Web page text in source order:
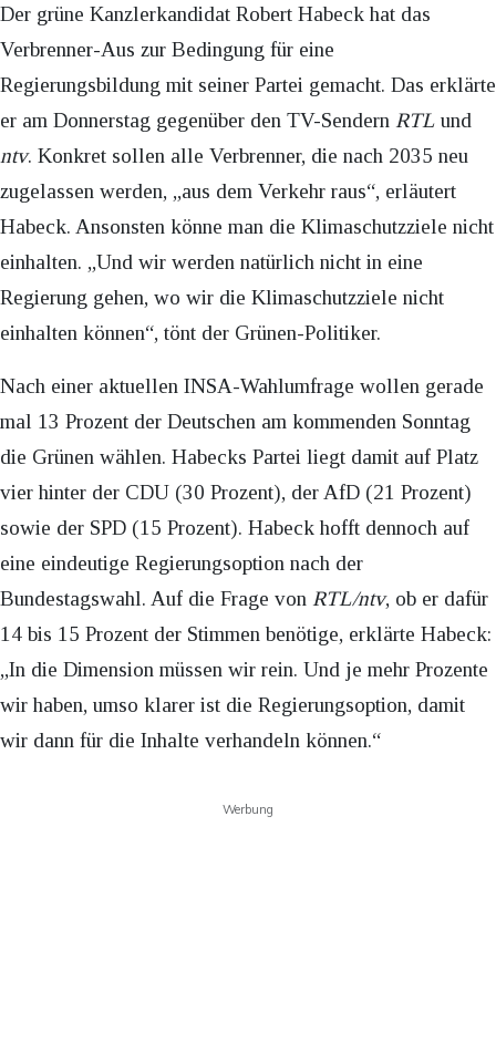
Der grüne Kanzlerkandidat Robert Habeck hat das
Verbrenner-Aus zur Bedingung für eine
Regierungsbildung mit seiner Partei gemacht. Das erklärte
er am Donnerstag gegenüber den TV-Sendern RTL und
ntv. Konkret sollen alle Verbrenner, die nach 2035 neu
zugelassen werden, „aus dem Verkehr raus“, erläutert
Habeck. Ansonsten könne man die Klimaschutzziele nicht
einhalten. „Und wir werden natürlich nicht in eine
Regierung gehen, wo wir die Klimaschutzziele nicht
einhalten können“, tönt der Grünen-Politiker.
Nach einer aktuellen INSA-Wahlumfrage wollen gerade
mal 13 Prozent der Deutschen am kommenden Sonntag
die Grünen wählen. Habecks Partei liegt damit auf Platz
vier hinter der CDU (30 Prozent), der AfD (21 Prozent)
sowie der SPD (15 Prozent). Habeck hofft dennoch auf
eine eindeutige Regierungsoption nach der
Bundestagswahl. Auf die Frage von RTL/ntv, ob er dafür
14 bis 15 Prozent der Stimmen benötige, erklärte Habeck:
„In die Dimension müssen wir rein. Und je mehr Prozente
wir haben, umso klarer ist die Regierungsoption, damit
wir dann für die Inhalte verhandeln können.“
Werbung